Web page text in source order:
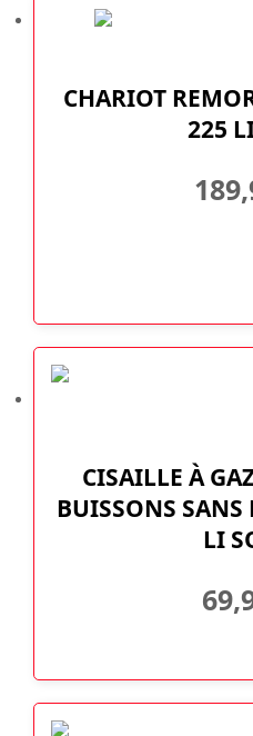
CHARIOT
225
CISAILLE À
BUISSONS
LI